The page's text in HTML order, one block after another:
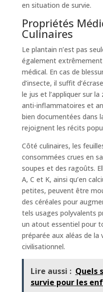
en situation de survie.
Propriétés
Culinaires
Le plantain n’est pas
également
médical. En cas de
d’insecte, il suffit
le jus et l’appliquer sur
anti-inflammatoires et
bien documentées dans
rejoignent les récits
Côté culinaires, les
consommées crues en
soupes et des ragoûts.
A, C et K, ainsi qu’en
petites, peuvent être
des céréales pour
tels usages polyvalents
un atout essentiel pour
préparée aux aléas de
civilisationnel.
Lire aussi : Quels
survie pour les